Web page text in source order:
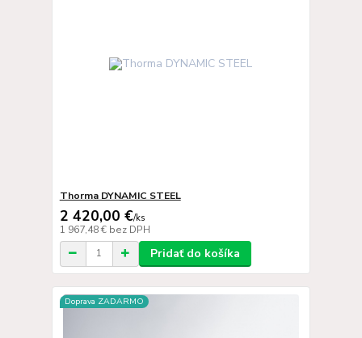
Thorma DYNAMIC STEEL
2 420,00 €/ks
1 967,48 € bez DPH
Pridať do košíka
Doprava ZADARMO